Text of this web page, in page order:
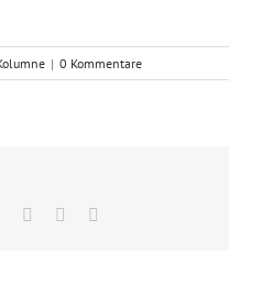
| 0 Kommentare
TumblrPinterest